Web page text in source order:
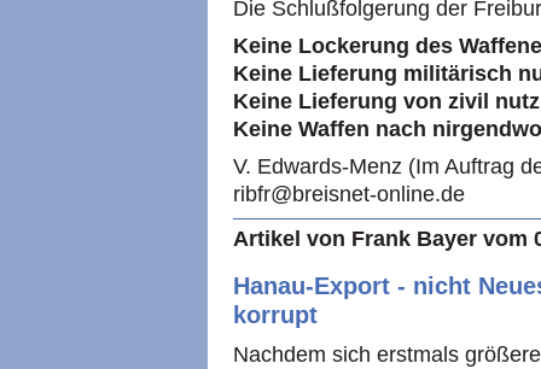
Die Schlußfolgerung der
Keine Lockerung des
Keine Lieferung militärisch
Keine Lieferung von zivil
Keine Waffen nach
V. Edwards-Menz (Im Auftrag
ribfr@breisnet-online.de
Artikel von Frank Bayer vom
Hanau-Export - nicht
korrupt
Nachdem sich erstmals